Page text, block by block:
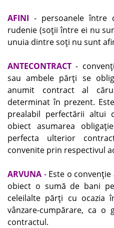
AFINI - persoanele între
rudenie (soţii între ei nu
unuia dintre soţi nu sunt
ANTECONTRACT -
sau ambele părţi se
anumit contract al
determinat în prezent.
prealabil perfectării altui
obiect asumarea
perfecta ulterior
convenite prin respectivul
ARVUNA - Este o
obiect o sumă de bani
celeilalte părţi cu ocazia
vânzare-cumpărare, ca o
contractul.